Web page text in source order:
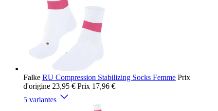
Falke RU Compression Stabilizing Socks Femme Prix
d'origine 23,95 € Prix 17,96 €
5 variantes